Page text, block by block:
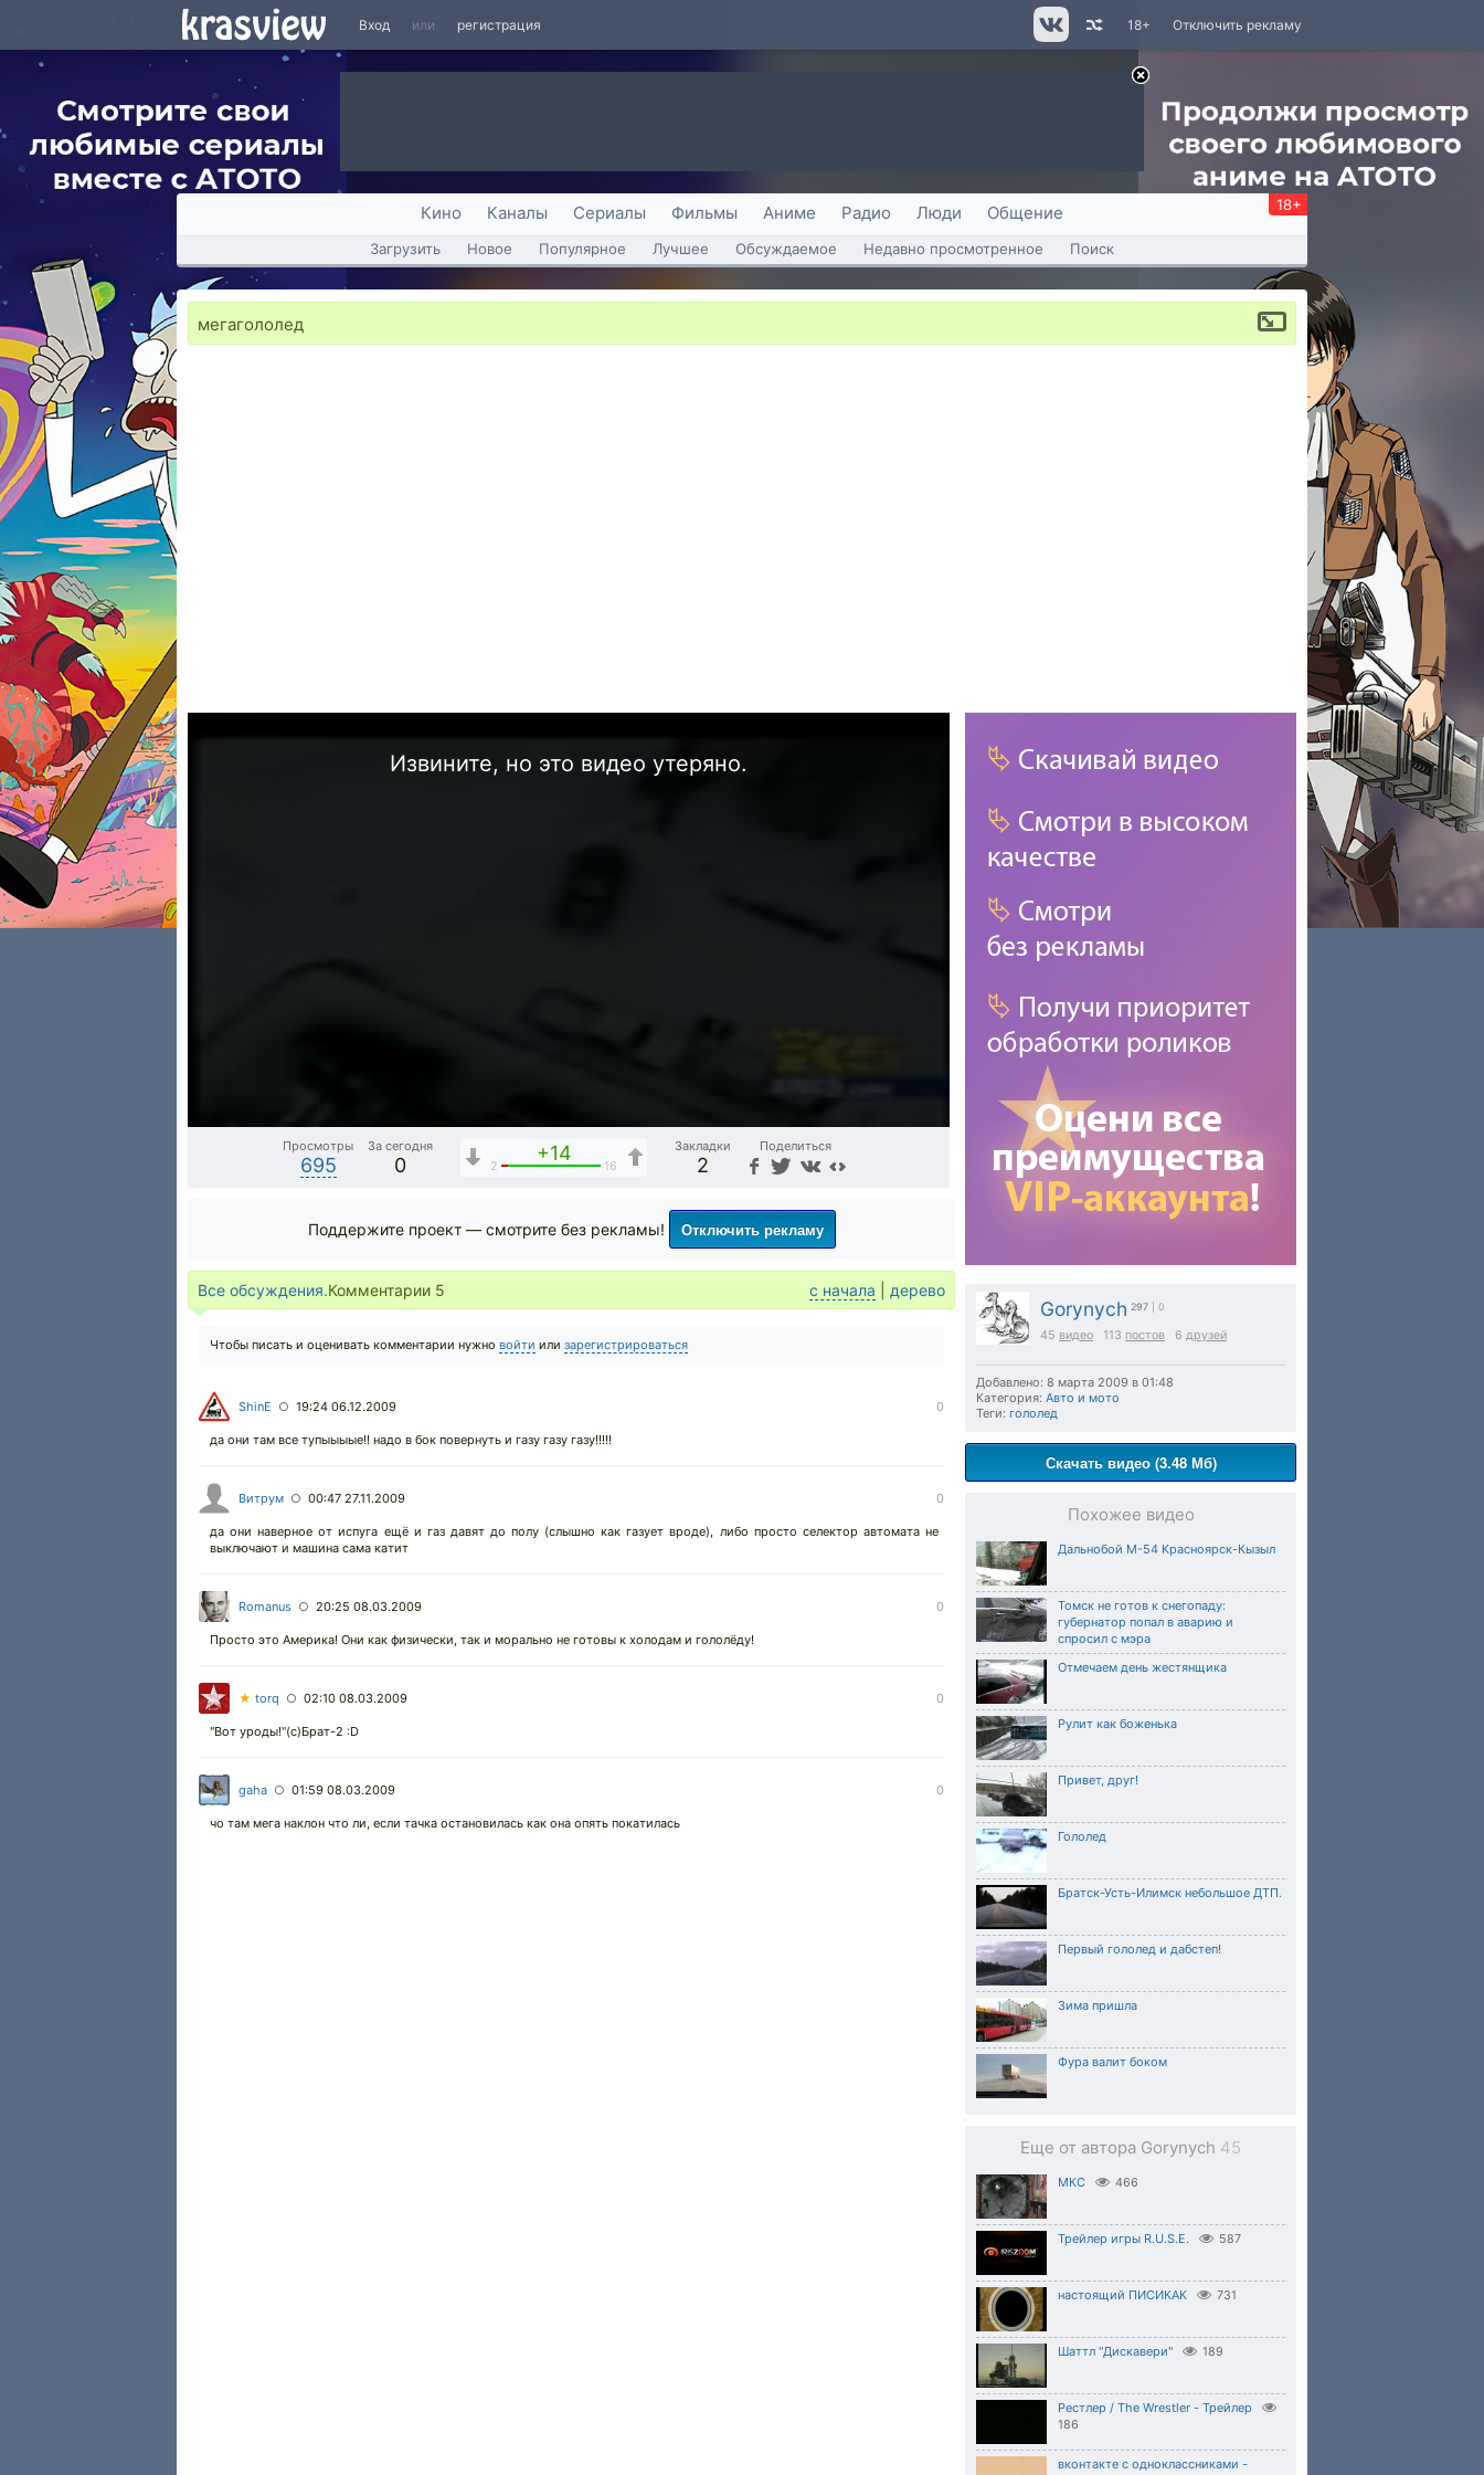
Вход или регистрация Отключить рекламу
18+
Кино Каналы Сериалы Фильмы Аниме Радио Люди Общение 18+
Загрузить Новое Популярное Лучшее Обсуждаемое Недавно просмотренное Поиск
мегагололед
Извините, но это видео утеряно.
Просмотры
695
За сегодня
0
+14
2 16
Закладки
2
Поделиться
Gorynych 297 | 0
45 видео 113 постов 6 друзей
Добавлено: 8 марта 2009 в 01:48
Категория: Авто и мото
Теги: гололед
Скачать видео (3.48 Мб)
Похожее видео
Дальнобой М-54 Красноярск-Кызыл
Томск не готов к снегопаду:
губернатор попал в аварию и
спросил с мэра
Отмечаем день жестянщика
Рулит как боженька
Привет, друг!
Гололед
Братск-Усть-Илимск небольшое ДТП.
Первый гололед и дабстеп!
Зима пришла
Фура валит боком
Еще от автора Gorynych 45
МКС 466
Трейлер игры R.U.S.E. 587
настоящий ПИСИКАК 731
Шаттл "Дискавери" 189
Рестлер / The Wrestler - Трейлер
186
вконтакте с одноклассниками -
Поддержите проект — смотрите без рекламы! Отключить рекламу
Все обсуждения.Комментарии 5 с начала дерево
Чтобы писать и оценивать комментарии нужно войти или зарегистрироваться
ShinE ○ 19:24 06.12.2009 0
да они там все тупыыыые!! надо в бок повернуть и газу газу газу!!!!!
Витрум ○ 00:47 27.11.2009 0
да они наверное от испуга ещё и газ давят до полу (слышно как газует вроде), либо просто селектор автомата не
выключают и машина сама катит
Romanus ○ 20:25 08.03.2009 0
Просто это Америка! Они как физически, так и морально не готовы к холодам и гололёду!
★ torq ○ 02:10 08.03.2009 0
"Вот уроды!"(с)Брат-2 :D
gaha ○ 01:59 08.03.2009 0
чо там мега наклон что ли, если тачка остановилась как она опять покатилась